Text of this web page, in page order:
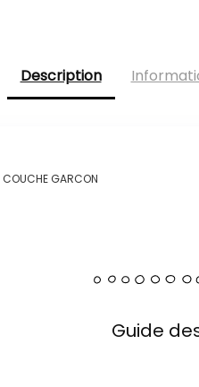
Description
GARCON
Guide